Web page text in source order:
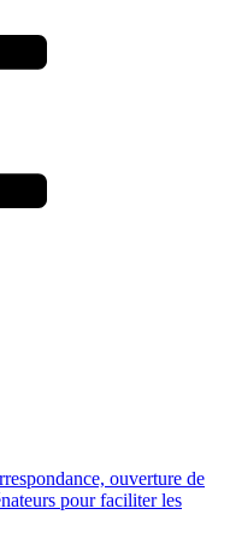
ouverture de
pour faciliter les